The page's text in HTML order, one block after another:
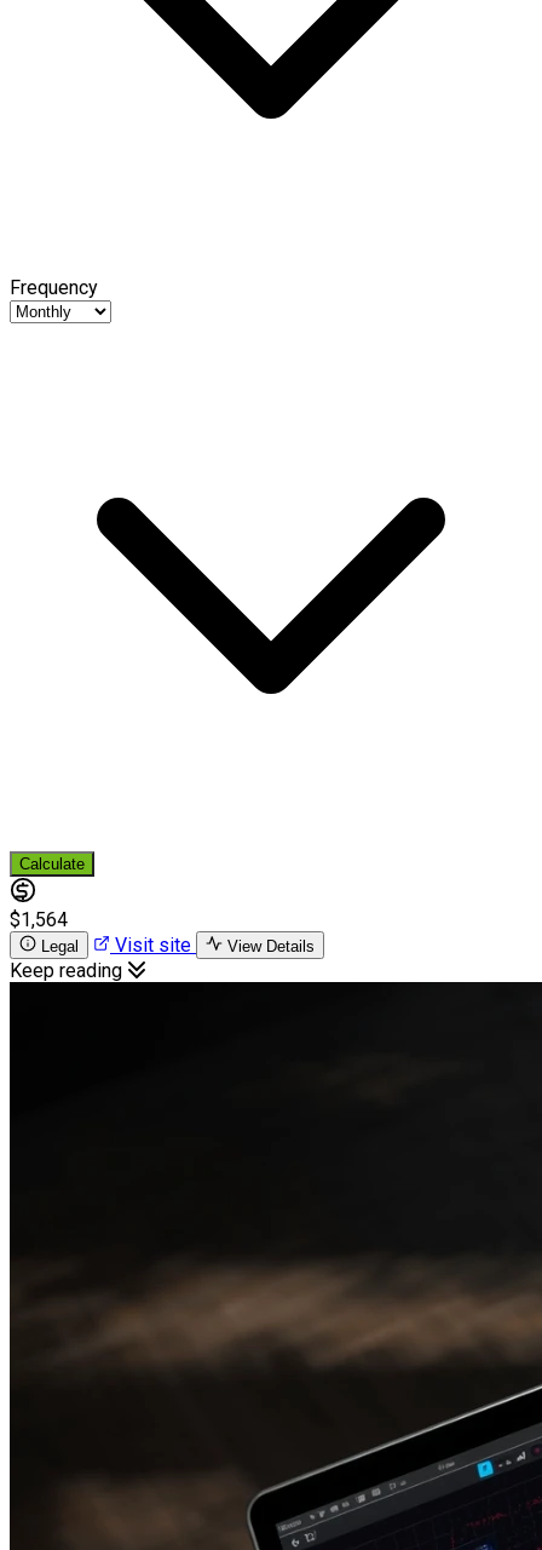
Frequency
Calculate
$1,564
Legal Visit site View Details
Keep reading